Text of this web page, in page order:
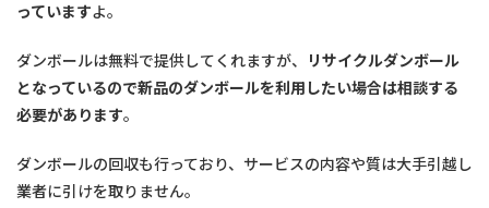
っていますよ。
ダンボールは無料で提供してくれますが、
リサイクルダンボール
となっているので新品のダンボールを利用したい場合は相談する
必要があります。
ダンボールの回収も行っており、サービスの内容や質は大手引越し
業者に引けを取りません。